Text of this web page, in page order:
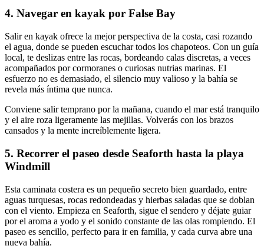
4. Navegar en kayak por False Bay
Salir en kayak ofrece la mejor perspectiva de la costa, casi rozando
el agua, donde se pueden escuchar todos los chapoteos. Con un guía
local, te deslizas entre las rocas, bordeando calas discretas, a veces
acompañados por cormoranes o curiosas nutrias marinas. El
esfuerzo no es demasiado, el silencio muy valioso y la bahía se
revela más íntima que nunca.
Conviene salir temprano por la mañana, cuando el mar está tranquilo
y el aire roza ligeramente las mejillas. Volverás con los brazos
cansados y la mente increíblemente ligera.
5. Recorrer el paseo desde Seaforth hasta la playa
Windmill
Esta caminata costera es un pequeño secreto bien guardado, entre
aguas turquesas, rocas redondeadas y hierbas saladas que se doblan
con el viento. Empieza en Seaforth, sigue el sendero y déjate guiar
por el aroma a yodo y el sonido constante de las olas rompiendo. El
paseo es sencillo, perfecto para ir en familia, y cada curva abre una
nueva bahía.